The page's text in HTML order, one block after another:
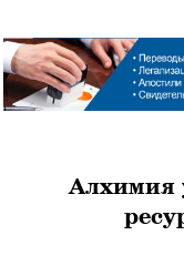
Алхимия